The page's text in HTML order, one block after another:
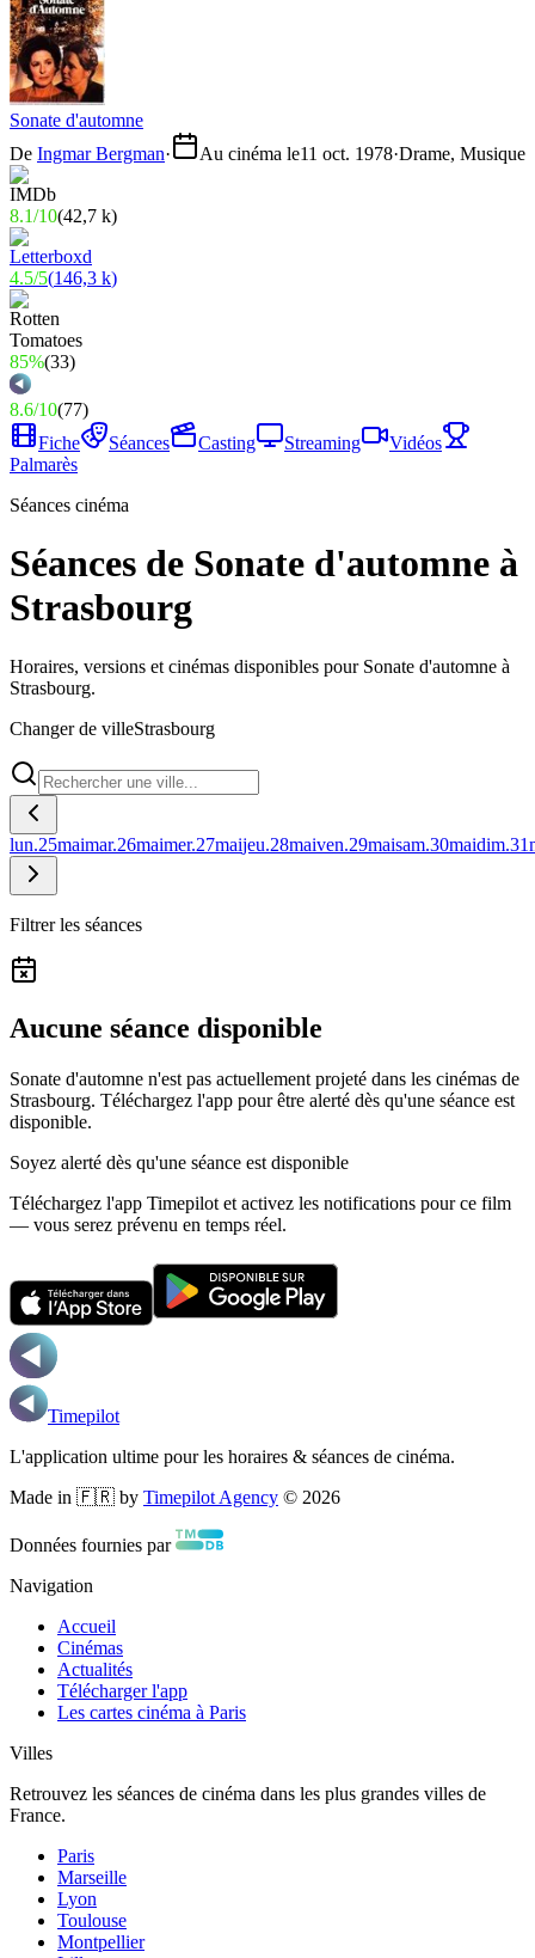
Sonate d'automne
De Ingmar Bergman· Au cinéma le11 oct. 1978·Drame, Musique
8.1/10(42,7 k)
4.5/5(146,3 k)
85%(33)
8.6/10(77)
Fiche
Séances Casting Streaming
Vidéos
Palmarès
Séances cinéma
Séances de Sonate d'automne à
Strasbourg
Horaires, versions et cinémas disponibles pour Sonate d'automne à
Strasbourg.
Changer de villeStrasbourg
lun.25maimar.26maimer.27maijeu.28maiven.29maisam.30maidim.31
Filtrer les séances
Aucune séance disponible
Sonate d'automne n'est pas actuellement projeté dans les cinémas de
Strasbourg. Téléchargez l'app pour être alerté dès qu'une séance est
disponible.
Soyez alerté dès qu'une séance est disponible
Téléchargez l'app Timepilot et activez les notifications pour ce film
— vous serez prévenu en temps réel.
Timepilot
L'application ultime pour les horaires & séances de cinéma.
Made in 🇫🇷 by Timepilot Agency © 2026
Données fournies par
Navigation
Accueil
Cinémas
Actualités
Télécharger l'app
Les cartes cinéma à Paris
Villes
Retrouvez les séances de cinéma dans les plus grandes villes de
France.
Paris
Marseille
Lyon
Toulouse
Montpellier